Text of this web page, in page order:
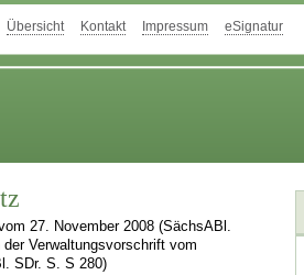
Übersicht Kontakt Impressum eSignatur
27. November 2008 (SächsABl.
Verwaltungsvorschrift vom
SDr. S. S 280)